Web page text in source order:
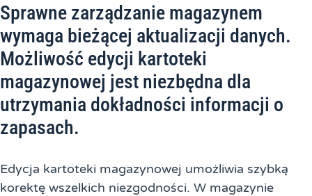
Sprawne zarządzanie magazynem
wymaga bieżącej aktualizacji danych.
Możliwość edycji kartoteki
magazynowej jest niezbędna dla
utrzymania dokładności informacji o
zapasach.
Edycja kartoteki magazynowej umożliwia szybką
korektę wszelkich niezgodności. W magazynie